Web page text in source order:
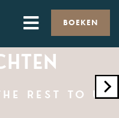
BOEKEN
rest to us